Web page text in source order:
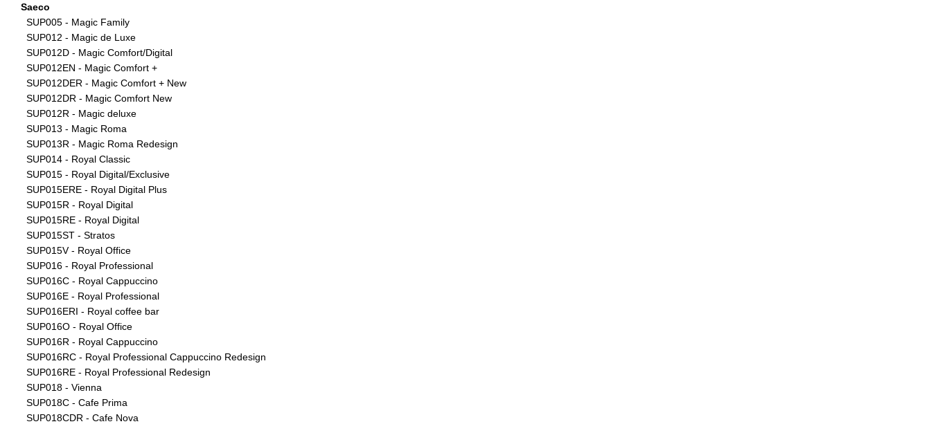
Saeco
SUP005 - Magic Family
SUP012 - Magic de Luxe
SUP012D - Magic Comfort/Digital
SUP012EN - Magic Comfort +
SUP012DER - Magic Comfort + New
SUP012DR - Magic Comfort New
SUP012R - Magic deluxe
SUP013 - Magic Roma
SUP013R - Magic Roma Redesign
SUP014 - Royal Classic
SUP015 - Royal Digital/Exclusive
SUP015ERE - Royal Digital Plus
SUP015R - Royal Digital
SUP015RE - Royal Digital
SUP015ST - Stratos
SUP015V - Royal Office
SUP016 - Royal Professional
SUP016C - Royal Cappuccino
SUP016E - Royal Professional
SUP016ERI - Royal coffee bar
SUP016O - Royal Office
SUP016R - Royal Cappuccino
SUP016RC - Royal Professional Cappuccino Redesign
SUP016RE - Royal Professional Redesign
SUP018 - Vienna
SUP018C - Cafe Prima
SUP018CDR - Cafe Nova